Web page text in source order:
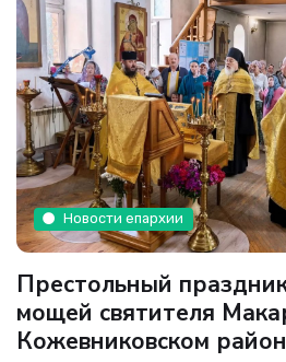
Новости епархии
Престольный
мощей святителя
Кожевниковском